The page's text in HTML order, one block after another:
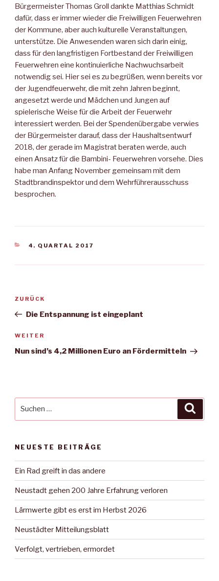
Bürgermeister Thomas Groll dankte Matthias Schmidt
dafür, dass er immer wieder die Freiwilligen Feuerwehren
der Kommune, aber auch kulturelle Veranstaltungen,
unterstütze. Die Anwesenden waren sich darin einig,
dass für den langfristigen Fortbestand der Freiwilligen
Feuerwehren eine kontinuierliche Nachwuchsarbeit
notwendig sei. Hier sei es zu begrüßen, wenn bereits vor
der Jugendfeuerwehr, die mit zehn Jahren beginnt,
angesetzt werde und Mädchen und Jungen auf
spielerische Weise für die Arbeit der Feuerwehr
interessiert werden. Bei der Spendenübergabe verwies
der Bürgermeister darauf, dass der Haushaltsentwurf
2018, der gerade im Magistrat beraten werde, auch
einen Ansatz für die Bambini- Feuerwehren vorsehe. Dies
habe man Anfang November gemeinsam mit dem
Stadtbrandinspektor und dem Wehrführerausschuss
besprochen.
KATEGORIEN
4. QUARTAL 2017
Beitragsnavigation
Vorheriger
Beitrag
ZURÜCK
Die Entspannung ist eingeplant
Nächster
Beitrag
WEITER
Nun sind’s 4,2 Millionen Euro an Fördermitteln
NEUESTE BEITRÄGE
Ein Rad greift in das andere
Neustadt gehen 200 Jahre Erfahrung verloren
Lärmwerte gibt es erst im Herbst 2026
Neustädter Mitteilungsblatt
Verfolgt, vertrieben, ermordet